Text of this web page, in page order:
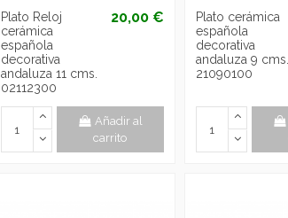
Plato Reloj
cerámica
española
decorativa
andaluza 11 cms.
02112300
20,00 €
Añadir al
carrito
Plato cerámica
española
decorativa
andaluza 9 cms.
21090100